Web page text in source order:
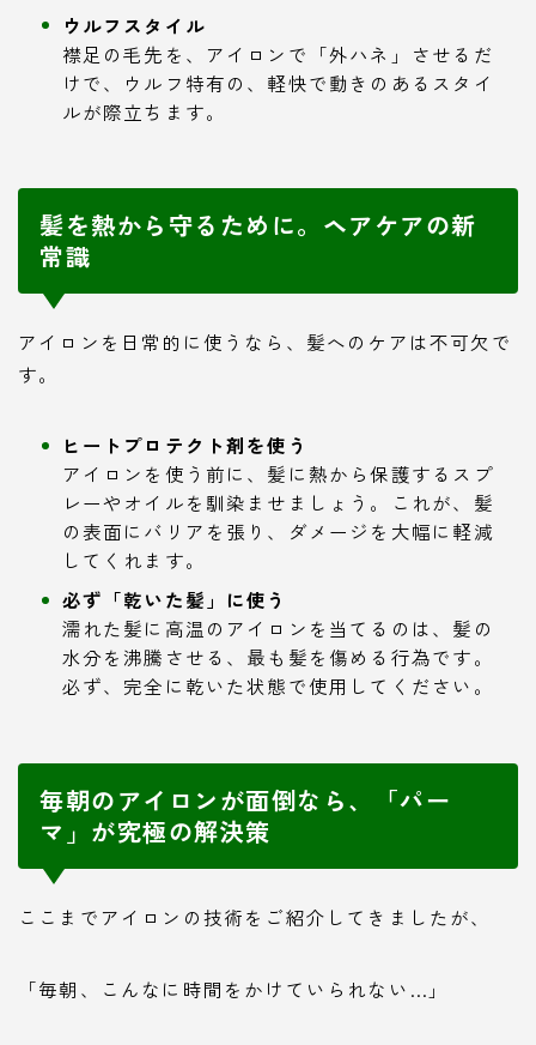
ウルフスタイル
襟足の毛先を、アイロンで「外ハネ」させるだ
けで、ウルフ特有の、軽快で動きのあるスタイ
ルが際立ちます。
髪を熱から守るために。ヘアケアの新
常識
アイロンを日常的に使うなら、髪へのケアは不可欠で
す。
ヒートプロテクト剤を使う
アイロンを使う前に、髪に熱から保護するスプ
レーやオイルを馴染ませましょう。これが、髪
の表面にバリアを張り、ダメージを大幅に軽減
してくれます。
必ず「乾いた髪」に使う
濡れた髪に高温のアイロンを当てるのは、髪の
水分を沸騰させる、最も髪を傷める行為です。
必ず、完全に乾いた状態で使用してください。
毎朝のアイロンが面倒なら、「パー
マ」が究極の解決策
ここまでアイロンの技術をご紹介してきましたが、
「毎朝、こんなに時間をかけていられない…」